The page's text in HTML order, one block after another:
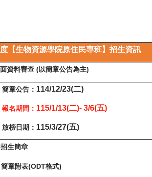
【生物資源學院原住民專班】招生資訊
資料審查 (以簡章公告為主)
章公告： 114/12/23(二)
名期間： 115/1/13(二)- 3/6(五)
榜日期： 115/3/27(五)
招生簡章
簡章附表(ODT格式)